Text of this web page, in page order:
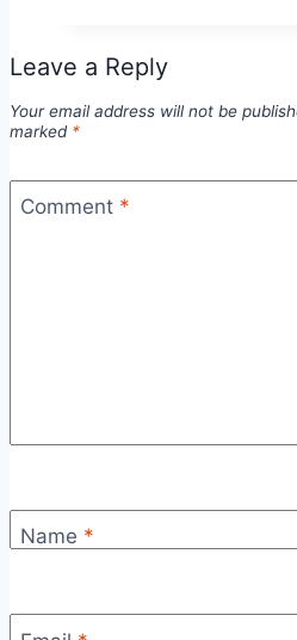
Leave a Reply
Your email address will not be
marked *
Comment *
Name *